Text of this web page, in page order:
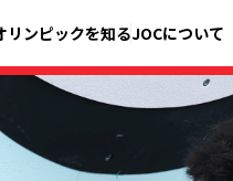
リンピックを知るJOCについて